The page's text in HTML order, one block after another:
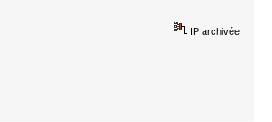
IP archivée